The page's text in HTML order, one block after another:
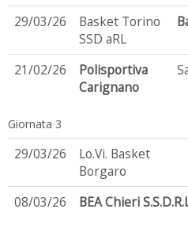
29/03/26
Basket Torino
SSD aRL
21/02/26
Polisportiva
Carignano
Giornata 3
29/03/26
Lo.Vi. Basket
Borgaro
08/03/26 BEA Chieri